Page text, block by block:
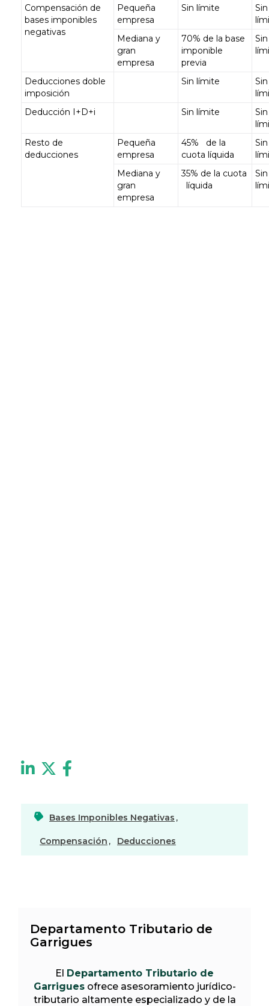
Compensación de
bases imponibles
negativas
Pequeña
empresa
Sin límite
Sin
Mediana y
gran
empresa
70% de la base
imponible
previa
Sin
Deducciones doble
imposición
Sin límite
Sin
Deducción I+D+i
Sin límite
Sin
Resto de
deducciones
Pequeña
empresa
45% de la
cuota líquida
Sin
Mediana y
gran
empresa
35% de la cuota
líquida
Sin
Bases Imponibles Negativas ,
Compensación , Deducciones
Departamento Tributario de
Garrigues
El Departamento Tributario de
Garriguesofrece asesoramiento jurídico-
tributario altamente especializado y de la